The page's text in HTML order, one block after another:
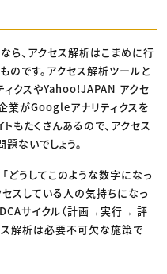
ら、アクセス解析はこまめに行
のです。アクセス解析ツールと
クスやYahoo!JAPAN アクセ
業がGoogleアナリティクスを
もたくさんあるので、アクセス
ないでしょう。
どうしてこのような数字になっ
スしている人の気持ちになっ
サイクル（計画→実行→ 評
ス解析は必要不可欠な施策で